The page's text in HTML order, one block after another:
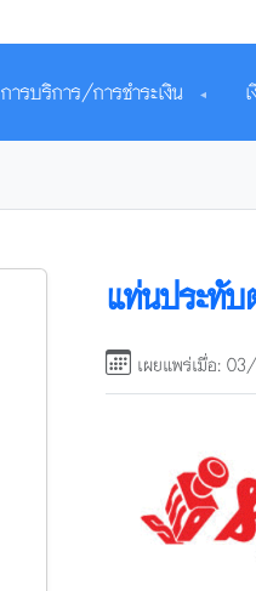
การบริการ/การชำระเงิน ▼
แท่นประทับ
เผยแพร่เมื่อ: